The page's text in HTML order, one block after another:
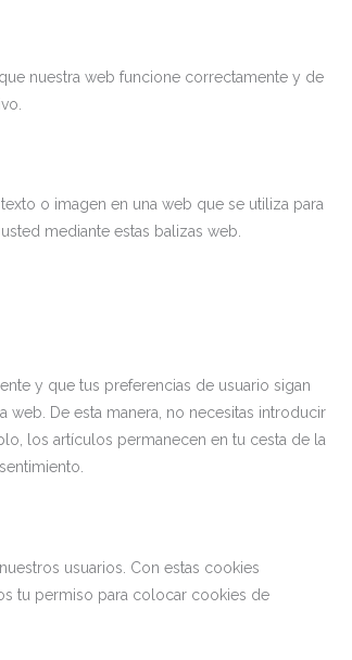
nuestra web funcione correctamente y de
o imagen en una web que se utiliza para
mediante estas balizas web.
y que tus preferencias de usuario sigan
De esta manera, no necesitas introducir
los artículos permanecen en tu cesta de la
usuarios. Con estas cookies
tu permiso para colocar cookies de